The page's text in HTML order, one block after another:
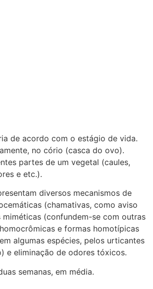
de acordo com o estágio de vida.
no cório (casca do ovo).
partes de um vegetal (caules,
e etc.).
diversos mecanismos de
(chamativas, como aviso
(confundem-se com outras
e formas homotípicas
algumas espécies, pelos urticantes
e eliminação de odores tóxicos.
semanas, em média.